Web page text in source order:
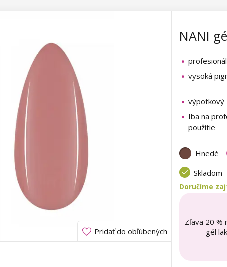
Pridať do obľúbených
NANI
vysoká
výpotkový
Iba na
použitie
Hnedé
Skladom
Doručíme
Zľava 20 %
gél